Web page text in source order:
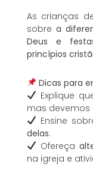
As crianças
sobre a
Deus e
princípios
Dicas para
Explique
mas devemos
Ensine
delas.
Ofereça
na igreja e